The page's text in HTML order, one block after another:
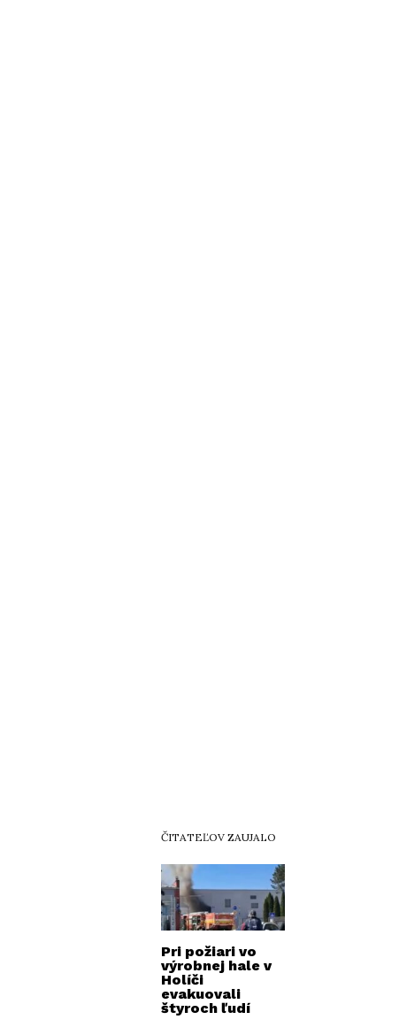
ČITATEĽOV ZAUJALO
Pri požiari vo
výrobnej hale v
Holíči
evakuovali
štyroch ľudí